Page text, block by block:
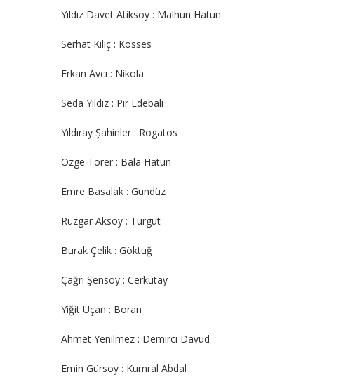
Yıldız Davet Atiksoy : Malhun Hatun
Serhat Kılıç : Kosses
Erkan Avcı : Nikola
Seda Yıldız : Pir Edebali
Yıldıray Şahinler : Rogatos
Özge Törer : Bala Hatun
Emre Basalak : Gündüz
Rüzgar Aksoy : Turgut
Burak Çelik : Göktuğ
Çağrı Şensoy : Cerkutay
Yiğit Uçan : Boran
Ahmet Yenilmez : Demirci Davud
Emin Gürsoy : Kumral Abdal